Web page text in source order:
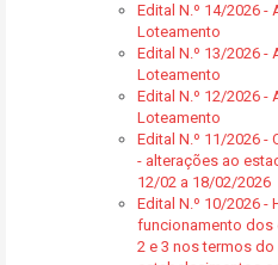
Edital N.º 14/2026 -
Loteamento
Edital N.º 13/2026 -
Loteamento
Edital N.º 12/2026 -
Loteamento
Edital N.º 11/2026 -
- alterações ao
12/02 a 18/02/2026
Edital N.º 10/2026
funcionamento
2 e 3 nos termos